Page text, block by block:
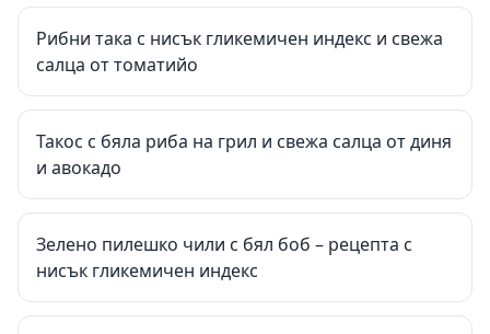
Рибни така с нисък гликемичен индекс и свежа
салца от томатийо
Такос с бяла риба на грил и свежа салца от диня
и авокадо
Зелено пилешко чили с бял боб – рецепта с
нисък гликемичен индекс